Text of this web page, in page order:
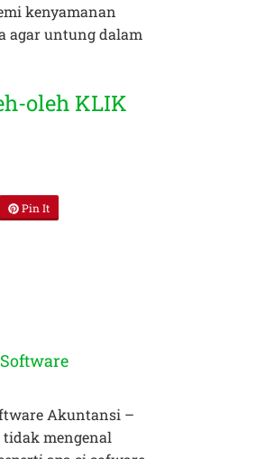
kenyamanan
agar untung dalam
oleh KLIK
Pin It
Akuntansi –
mengenal